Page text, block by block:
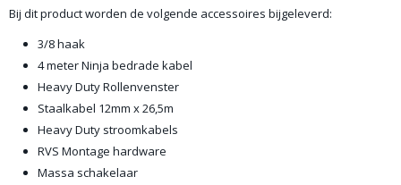
Bij dit product worden de volgende accessoires bijgeleverd:
3/8 haak
4 meter Ninja bedrade kabel
Heavy Duty Rollenvenster
Staalkabel 12mm x 26,5m
Heavy Duty stroomkabels
RVS Montage hardware
Massa schakelaar